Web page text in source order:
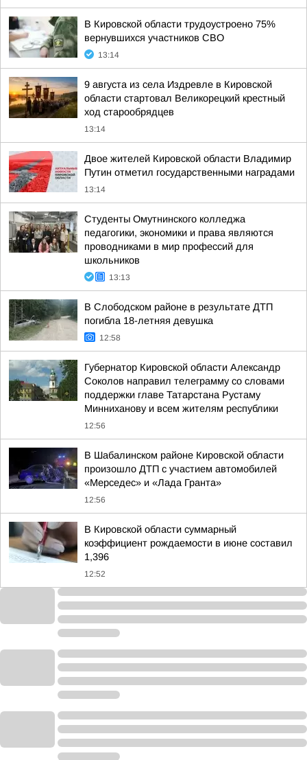
В Кировской области трудоустроено 75%
вернувшихся участников СВО
13:14
9 августа из села Издревле в Кировской
области стартовал Великорецкий крестный
ход старообрядцев
13:14
Двое жителей Кировской области Владимир
Путин отметил государственными наградами
13:14
Студенты Омутнинского колледжа
педагогики, экономики и права являются
проводниками в мир профессий для
школьников
13:13
В Слободском районе в результате ДТП
погибла 18-летняя девушка
12:58
Губернатор Кировской области Александр
Соколов направил телеграмму со словами
поддержки главе Татарстана Рустаму
Минниханову и всем жителям республики
12:56
В Шабалинском районе Кировской области
произошло ДТП с участием автомобилей
«Мерседес» и «Лада Гранта»
12:56
В Кировской области суммарный
коэффициент рождаемости в июне составил
1,396
12:52